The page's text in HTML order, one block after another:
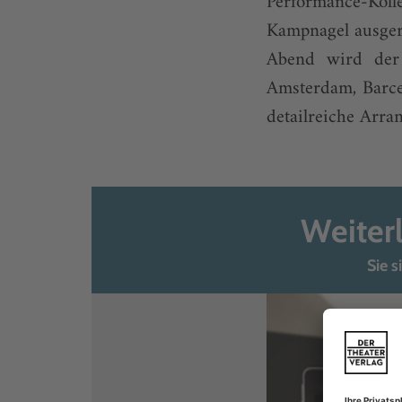
Kampnagel
Abend wird
Amsterdam,
detailreiche
Sie